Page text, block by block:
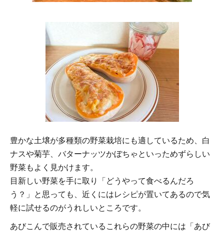
豊かな土壌が多種類の野菜栽培にも適しているため、白
ナスや菊芋、バターナッツかぼちゃといっためずらしい
野菜もよく見かけます。
目新しい野菜を手に取り「どうやって食べるんだろ
う？」と思っても、近くにはレシピが置いてあるので気
軽に試せるのがうれしいところです。
あびこんで販売されているこれらの野菜の中には「あび